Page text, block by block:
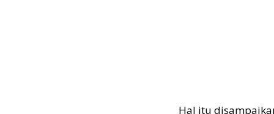
Hal itu